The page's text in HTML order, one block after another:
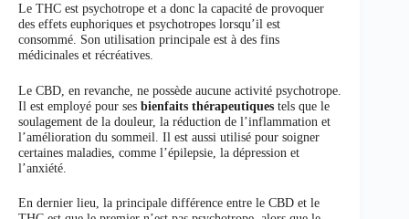
Le THC est psychotrope et a donc la capacité de provoquer
des effets euphoriques et psychotropes lorsqu’il est
consommé. Son utilisation principale est à des fins
médicinales et récréatives.
Le CBD, en revanche, ne possède aucune activité psychotrope.
Il est employé pour ses bienfaits thérapeutiques tels que le
soulagement de la douleur, la réduction de l’inflammation et
l’amélioration du sommeil. Il est aussi utilisé pour soigner
certaines maladies, comme l’épilepsie, la dépression et
l’anxiété.
En dernier lieu, la principale différence entre le CBD et le